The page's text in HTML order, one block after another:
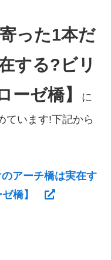
った1本だ
する?ビリ
ーゼ橋】
に
ています!下記から
アーチ橋は実在す
ゼ橋】